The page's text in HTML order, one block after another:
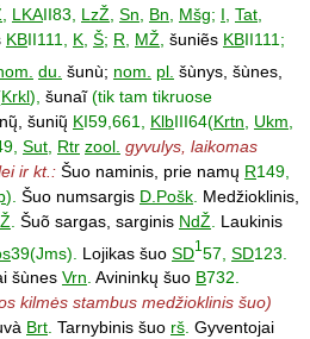
LKAII83, LzŽ Sn Bn Mšg; I Tat
KBII111, K Š; R MŽ šuniẽs KBII111;
du. šunù; nom. pl. šùnys, šùnes,
Krkl), šunaĩ(tik tam tikruose
šunių̃ KI59,661, KlbIII64(Krtn Ukm
Sut Rtr zool. gyvulys, laikomas
ir kt.: Šuo naminis, prie namų R149,
). Šuo numsargis D.Pošk Medžioklinis,
Šuõ sargas, sarginis NdŽ
Laukinis
39(Jms). Lojikas šuo SD157, SD123.
šùnes Vrn. Avininkų šuo B732.
kilmės stambus medžioklinis šuo)
Brt. Tarnybinis šuo rš. Gyventojai